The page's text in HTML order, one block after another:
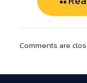
Comments are